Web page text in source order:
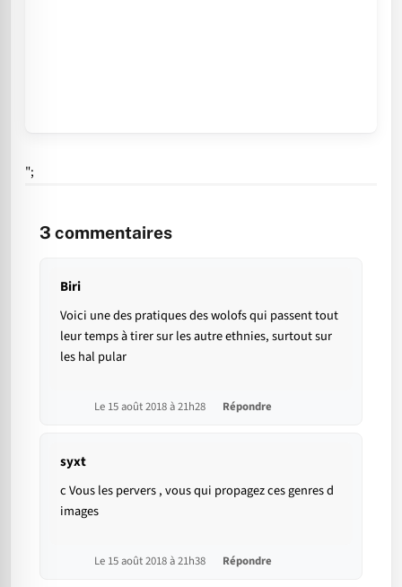
";
3 commentaires
Biri
Voici une des pratiques des wolofs qui passent tout
leur temps à tirer sur les autre ethnies, surtout sur
les hal pular
Le 15 août 2018 à 21h28 Répondre
syxt
c Vous les pervers , vous qui propagez ces genres d
images
Le 15 août 2018 à 21h38 Répondre